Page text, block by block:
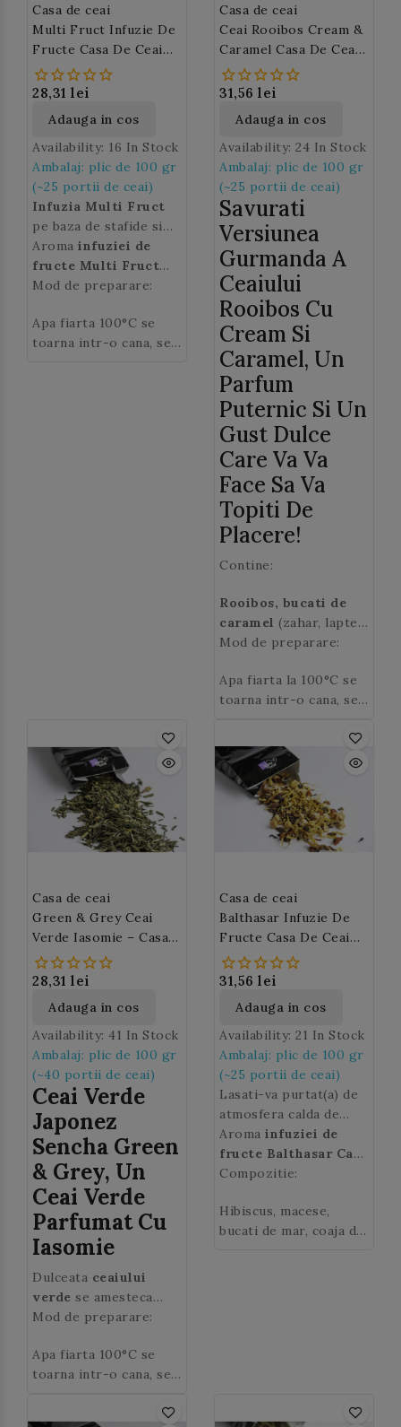
Casa de ceai
Multi Fruct Infuzie De
Fructe Casa De Ceai
(M161)
28,31 lei
Adauga in cos
Availability: 16 In Stock
Ambalaj: plic de 100 gr
(~25 portii de ceai)
Infuzia Multi Fruct
pe baza de stafide si
hibiscus parfumata cu
coacaze, soc, ananas,
papaia, portocale si
care va va incanta cu
siguranta simturile.
Aroma infuziei de
fructe Multi Fruct
Casa de ceai: gust
mango si maracuja.
Mod de preparare:
Apa fiarta 100°C se
toarna intr-o cana, se
Casa de ceai
Ceai Rooibos Cream &
Caramel Casa De Ceai
(M83)
31,56 lei
Adauga in cos
Availability: 24 In Stock
Ambalaj: plic de 100 gr
(~25 portii de ceai)
Savurati
Versiunea
Gurmanda A
Ceaiului
Rooibos Cu
Cream Si
Caramel, Un
Parfum
Puternic Si Un
Gust Dulce
Care Va Va
Face Sa Va
Topiti De
Placere!
Contine:
Rooibos, bucati de
caramel (zahar, lapte
condensat, apa, sirop
nedegresat, sorbitol,
mono si digliceride de
cofeina din nucile de
cola
Mod de preparare:
Apa fiarta la 100°C se
toarna intr-o cana, se
gr) si se lasa la infuzat
5-8 minute. In mod
traditional se bea cu
lapte si zahar sau
Casa de ceai
Green & Grey Ceai
Verde Iasomie – Casa
De Ceai M45
28,31 lei
Adauga in cos
Availability: 41 In Stock
Ambalaj: plic de 100 gr
(~40 portii de ceai)
Ceai Verde
Japonez
Sencha Green
& Grey, UN
Ceai Verde
Parfumat Cu
Iasomie
Dulceata ceaiului
verde se amesteca
minunat cuparfumul
nastere unui ceai
exceptional cu note
Mod de preparare:
Apa fiarta 100°C se
toarna intr-o cana, se
Casa de ceai
Balthasar Infuzie De
Fructe Casa De Ceai
(M162)
31,56 lei
Adauga in cos
Availability: 21 In Stock
Ambalaj: plic de 100 gr
(~25 portii de ceai)
Lasati-va purtat(a) de
atmosfera calda de
Craciun si delectati-va
cuinfuzia de fructe
Balthasar, cu parfum
scortisoara, coji de
portocale si mar.
Aroma infuziei de
fructe Balthasar Casa
de ceai: gust de
scortisoara.
Compozitie:
Hibiscus, macese,
bucati de mar, coaja de